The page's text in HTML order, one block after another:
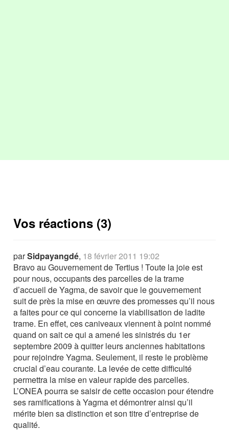
Vos réactions (3)
parSidpayangdé, 18 février 2011 19:02
Bravo au Gouvernement de Tertius ! Toute la joie est
pour nous, occupants des parcelles de la trame
d’accueil de Yagma, de savoir que le gouvernement
suit de près la mise en œuvre des promesses qu’il nous
a faites pour ce qui concerne la viabilisation de ladite
trame. En effet, ces caniveaux viennent à point nommé
quand on sait ce qui a amené les sinistrés du 1er
septembre 2009 à quitter leurs anciennes habitations
pour rejoindre Yagma. Seulement, il reste le problème
crucial d’eau courante. La levée de cette difficulté
permettra la mise en valeur rapide des parcelles.
L’ONEA pourra se saisir de cette occasion pour étendre
ses ramifications à Yagma et démontrer ainsi qu’il
mérite bien sa distinction et son titre d’entreprise de
qualité.